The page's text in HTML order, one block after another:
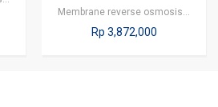
Membrane reverse osmosis dengan kapasitas 2400 gpd atau 9120 liter per hari.…
Rp 3,872,000